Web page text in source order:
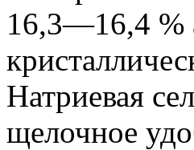
16,3—16,4 %
Натриевая
щелочное